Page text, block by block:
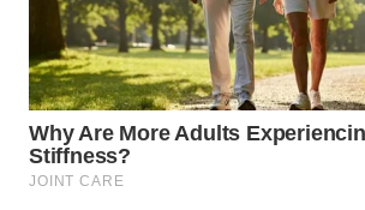
WN
SAMOSIR
WN
PADANG
LAWAS